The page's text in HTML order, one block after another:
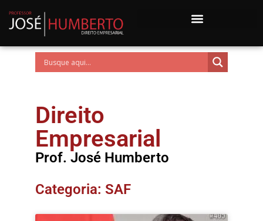
Direito
Empresarial
Prof. José Humberto
Categoria: SAF